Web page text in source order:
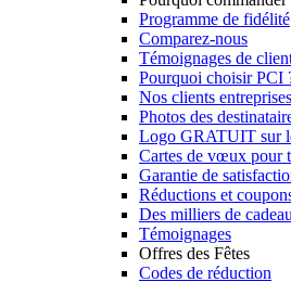
Programme de fidélité
Comparez-nous
Témoignages de
Pourquoi choisir PCI
Nos clients entreprises
Photos des
Logo GRATUIT sur
Cartes de vœux pour
Garantie de
Réductions et
Des milliers de
Témoignages
Offres des Fêtes
Codes de réduction